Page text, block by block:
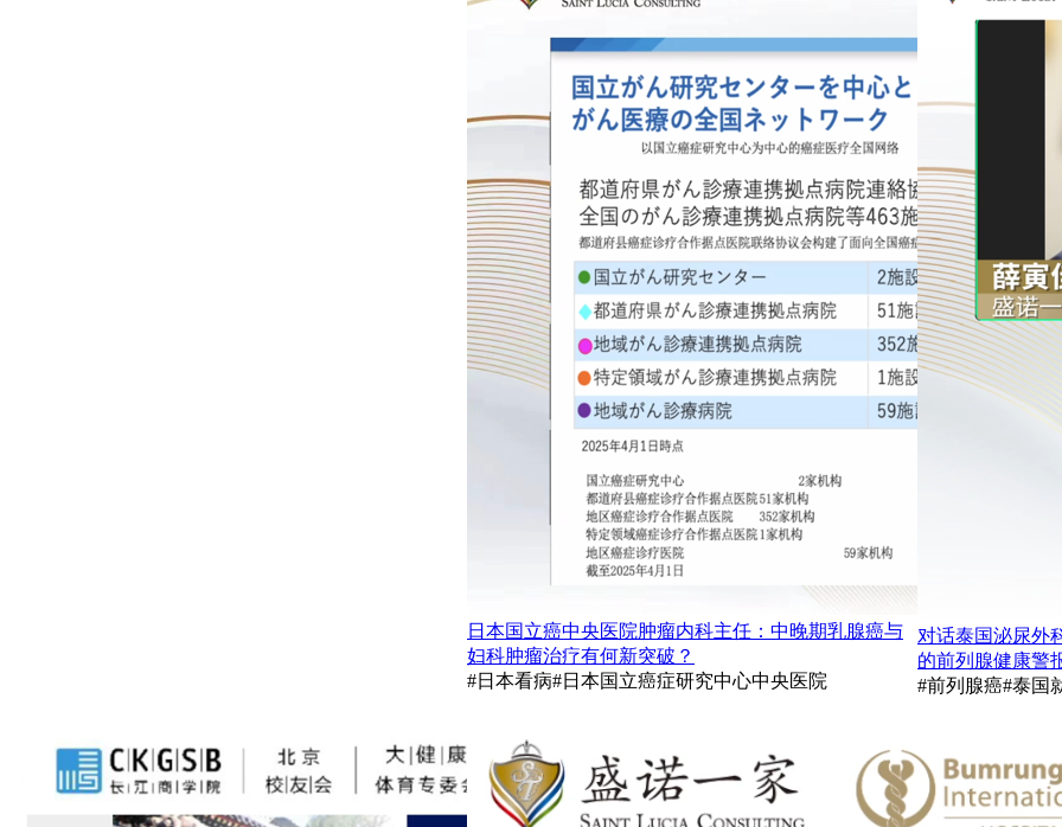
日本国立癌中央医院肿瘤内科主任：中晚期乳腺癌与
妇科肿瘤治疗有何新突破？
#日本看病#日本国立癌症研究中心中央医院
对话泰国泌尿外
的前列腺健康警
#前列腺癌#泰国